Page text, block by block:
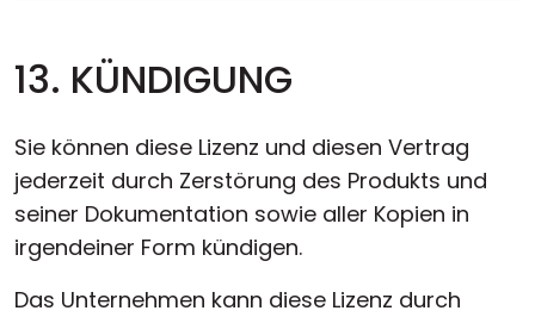
13. KÜNDIGUNG
Sie können diese Lizenz und diesen Vertrag
jederzeit durch Zerstörung des Produkts und
seiner Dokumentation sowie aller Kopien in
irgendeiner Form kündigen.
Das Unternehmen kann diese Lizenz durch